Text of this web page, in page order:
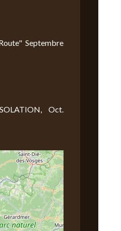
Septembre
Oct.